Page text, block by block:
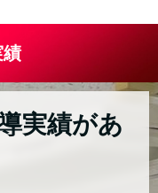
績
実績があ